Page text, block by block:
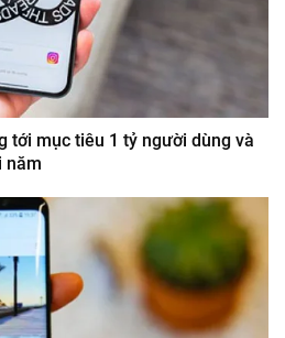
tới mục tiêu 1 tỷ người dùng và
năm